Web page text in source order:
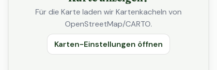
Für die Karte laden wir Kartenkacheln von
OpenStreetMap/CARTO.
Karten-Einstellungen öffnen